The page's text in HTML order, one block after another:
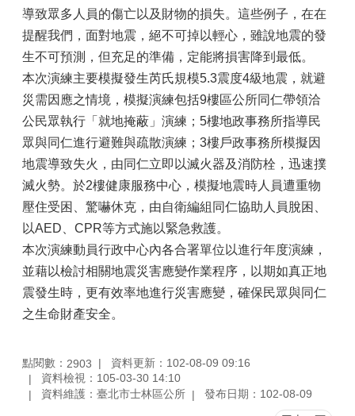
導致眾多人員的傷亡以及財物的損失。這些例子，在在
提醒我們，面對地震，絕不可掉以輕心，雖說地震的發
生不可預測，但充足的準備，定能將損害降到最低。
本次演練主要模擬發生芮氏規模5.3震度4級地震，就避
災需因應之情境，模擬演練包括9樓區公所同仁帶領洽
公民眾執行「就地掩蔽」演練；5樓地政事務所指導民
眾與同仁進行避難與疏散演練；3樓戶政事務所模擬因
地震導致失火，由同仁立即以滅火器及消防栓，迅速撲
滅火勢。於2樓健康服務中心，模擬地震時人員遭重物
壓住受困、驚嚇休克，由自衛編組同仁協助人員脫困、
以AED、CPR等方式施以緊急救護。
本次演練動員行政中心內各合署單位以進行年度演練，
並藉以檢討相關地震災害應變作業程序，以期如真正地
震發生時，更有效率地進行災害應變，確保民眾與同仁
之生命財產安全。
點閱數： 2903
資料更新：102-08-09 09:16
資料檢視：105-03-30 14:10
資料維護：臺北市士林區公所
發布日期：102-08-09